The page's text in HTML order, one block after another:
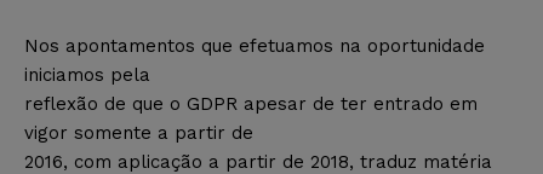
Nos apontamentos que efetuamos na oportunidade
iniciamos pela
reflexão de que o GDPR apesar de ter entrado em
vigor somente a partir de
2016, com aplicação a partir de 2018, traduz matéria